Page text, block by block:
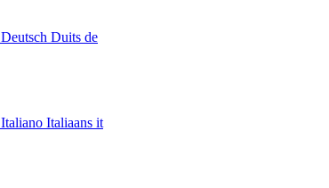
Deutsch Duits de
Italiano Italiaans it